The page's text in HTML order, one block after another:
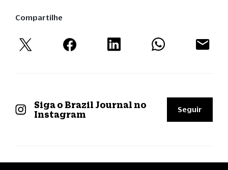
Compartilhe
Siga o Brazil Journal no
Instagram
Seguir